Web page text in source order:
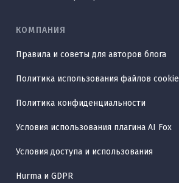
КОМПАНИЯ
Правила и советы для авторов блога
Политика использования файлов cookie
Политика конфиденциальности
Условия использования плагина AI Fox
Условия доступа и использования
Hurma и GDPR